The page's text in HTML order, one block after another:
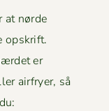
at nørde
opskrift.
er
air­fry­er, så